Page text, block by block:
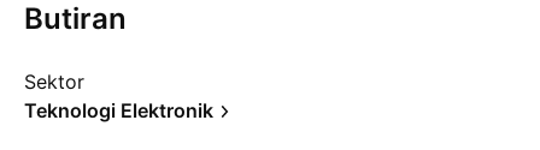
Butiran
Sektor
Teknologi Elektronik